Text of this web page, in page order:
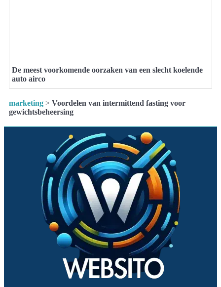
De meest voorkomende oorzaken van een slecht koelende
auto airco
marketing > Voordelen van intermittend fasting voor
gewichtsbeheersing